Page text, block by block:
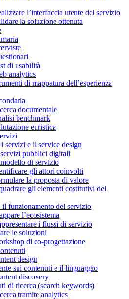
l’interfaccia utente del servizio
la soluzione ottenuta
di usabilità
analytics
di mappatura dell’esperienza
documentale
benchmark
euristica
servizi e il service design
servizi pubblici digitali
di servizio
gli attori coinvolti
la proposta di valore
gli elementi costitutivi del
il funzionamento del servizio
l’ecosistema
i flussi di servizio
le soluzioni
di co-progettazione
design
sui contenuti e il linguaggio
discovery
di ricerca (search keywords)
tramite analytics